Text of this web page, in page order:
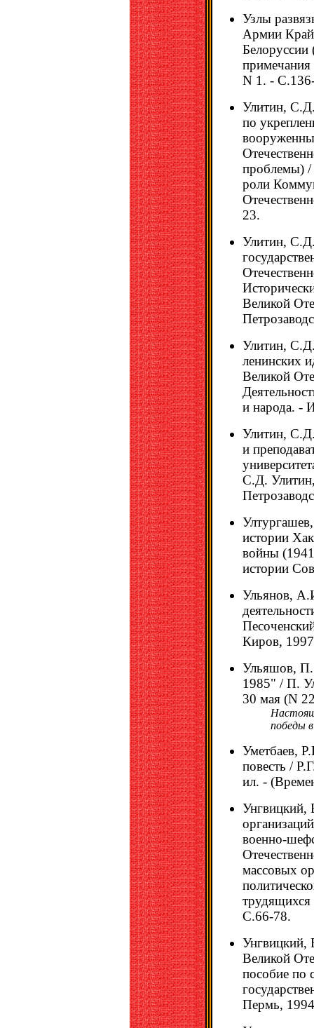
Узлы
Армии
Белоруссии
N 1. -
Улитин,
по
проблемы) /
роли
23.
Улитин,
Великой
Улитин,
ленинских
Великой
и народа. -
Улитин,
и
С.Д.
истории
войны
истории
Ульянов,
Киров,
Ульяшов, П.
1985" / П.
30 мая (N
победы
Уметбаев,
повесть /
ил. -
Унгвицкий,
военно-
массовых
С.66-78.
Унгвицкий,
Великой
пособие по
Пермь,